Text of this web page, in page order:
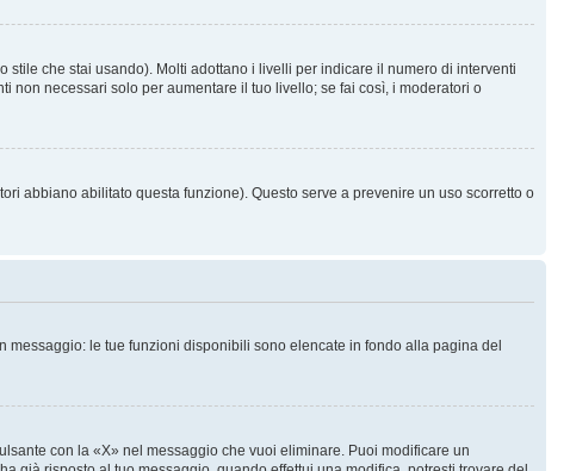
che stai usando). Molti adottano i livelli per indicare il numero di interventi
non necessari solo per aumentare il tuo livello; se fai così, i moderatori o
abbiano abilitato questa funzione). Questo serve a prevenire un uso scorretto o
le tue funzioni disponibili sono elencate in fondo alla pagina del
con la «X» nel messaggio che vuoi eliminare. Puoi modificare un